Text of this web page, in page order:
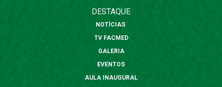
DESTAQUE
NOTÍCIAS
TV FACMED
GALERIA
EVENTOS
AULA INAUGURAL